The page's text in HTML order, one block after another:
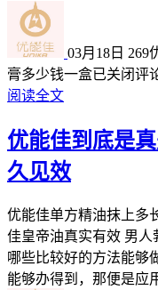
03月18日 269
膏多少钱一盒已关闭评
阅读全文
优能佳到底是
久见效
优能佳单方精油抹上多
佳皇帝油真实有效 男
哪些比较好的方法能够
能够办得到，那便是应